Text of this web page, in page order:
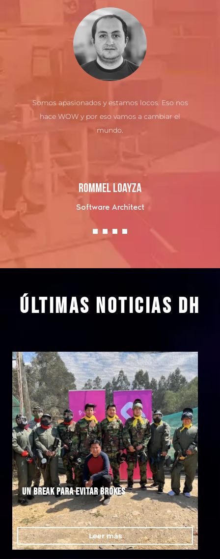
Somos apasionados y estamos locos. Eso nos
hace WOW y por eso vamos a cambiar el
mundo.
Rommel Loayza
Software Architect
Últimas noticias DH
Un break para evitar brokes
Leer más